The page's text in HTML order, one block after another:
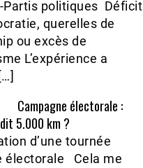
Partis politiques Déficit
querelles de
ou excès de
L’expérience a
Campagne électorale :
5.000 km ?
d’une tournée
électorale Cela me